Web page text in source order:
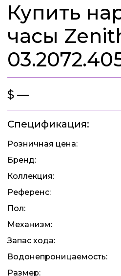
Купить
часы
$ —
Спецификация:
Розничная цена:
Бренд:
Коллекция:
Референс:
Пол:
Механизм:
Запас хода:
Водонепроницаемость:
Размер: